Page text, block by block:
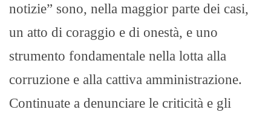
notizie” sono, nella maggior parte dei casi,
un atto di coraggio e di onestà, e uno
strumento fondamentale nella lotta alla
corruzione e alla cattiva amministrazione.
Continuate a denunciare le criticità e gli